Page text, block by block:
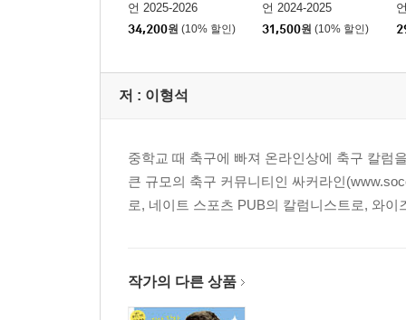
언 2025-2026
34,200원 (10% 할인)
언 2024-2025
31,500원 (10% 할인)
저 : 이형석
중학교 때 축구에 빠져 온라인상에 축구 칼럼
큰 규모의 축구 커뮤니티인 싸커라인
로, 네이트 스포츠 PUB의 칼럼니스트로, 와
작가의 다른 상품